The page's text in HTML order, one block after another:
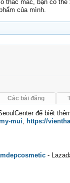
thắc mắc, bạn có
của mình.
Các bài đăng
để biết
mui, https://
-